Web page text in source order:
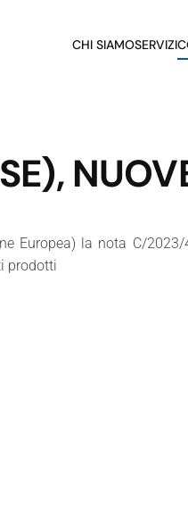
CHI SIAMOSERVIZI
Europea) la nota C/
prodotti